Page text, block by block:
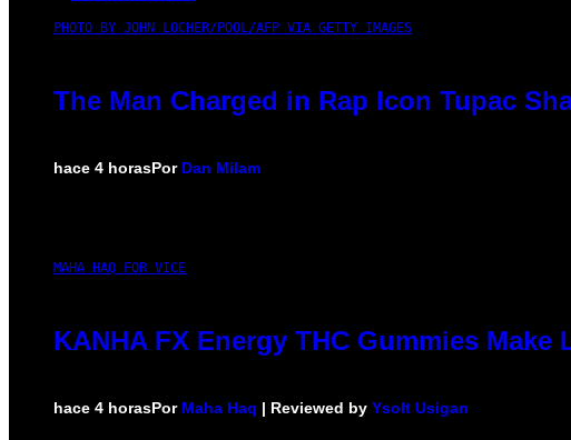
PHOTO BY JOHN LOCHER/POOL/AFP VIA GETTY IMAGES
The Man Charged in Rap Icon Tupac
hace 4 horasPor Dan Milam
MAHA HAQ FOR VICE
KANHA FX Energy THC Gummies
hace 4 horasPor Maha Haq | Reviewed by Ysolt Usigan